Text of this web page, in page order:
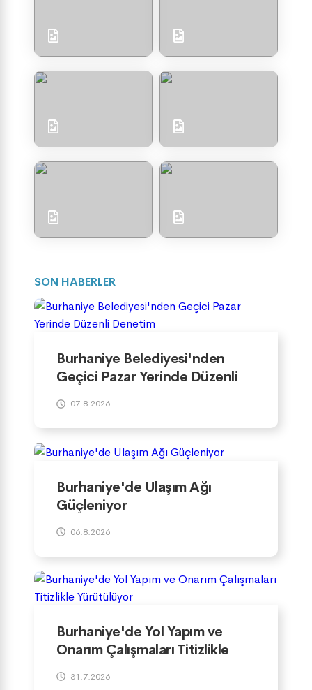
SON HABERLER
Burhaniye Belediyesi'nden
Geçici Pazar Yerinde Düzenli
Denetim
07.8.2026
Burhaniye'de Ulaşım Ağı
Güçleniyor
06.8.2026
Burhaniye'de Yol Yapım ve
Onarım Çalışmaları Titizlikle
Yürütülüyor
31.7.2026